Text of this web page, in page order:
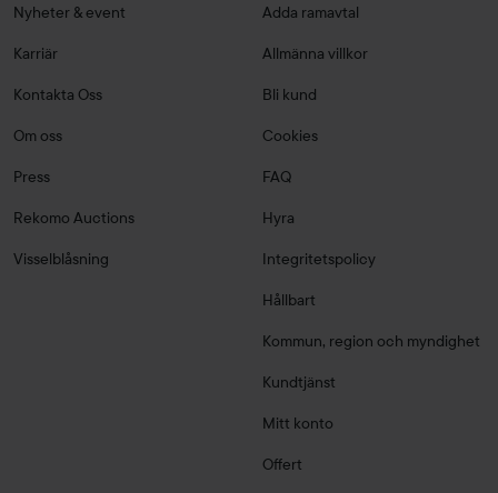
Nyheter & event
Karriär
Kontakta Oss
Om oss
Press
Rekomo Auctions
Visselblåsning
Adda ramavtal
Allmänna villkor
Bli kund
Cookies
FAQ
Hyra
Integritetspolicy
Hållbart
Kommun, region och myndighet
Kundtjänst
Mitt konto
Offert